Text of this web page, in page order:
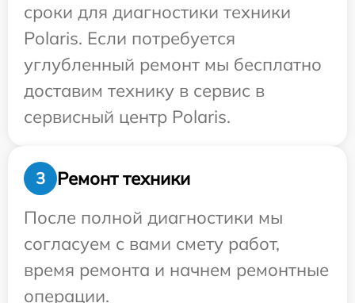
сроки для диагностики техники
Polaris. Если потребуется
углубленный ремонт мы бесплатно
доставим технику в сервис в
сервисный центр Polaris.
3
Ремонт техники
После полной диагностики мы
согласуем с вами смету работ,
время ремонта и начнем ремонтные
операции.